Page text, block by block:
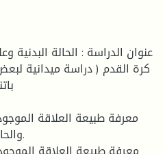
عنوان الدراسة : الحالة البدنية
كرة القدم ( دراسة ميدانية